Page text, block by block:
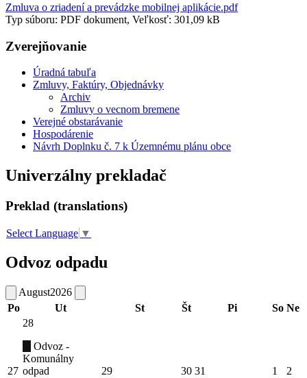
Zmluva o zriadení a prevádzke mobilnej aplikácie.pdf
Typ súboru: PDF dokument, Veľkosť: 301,09 kB
Zverejňovanie
Úradná tabuľa
Zmluvy, Faktúry, Objednávky
Archiv
Zmluvy o vecnom bremene
Verejné obstarávanie
Hospodárenie
Návrh Doplnku č. 7 k Územnému plánu obce
Univerzálny prekladač
Preklad (translations)
Select Language ▼
Odvoz odpadu
August2026
Po
Ut St Št Pi So Ne
27
28
Odvoz -
Komunálny
odpad
29 30 31 1 2